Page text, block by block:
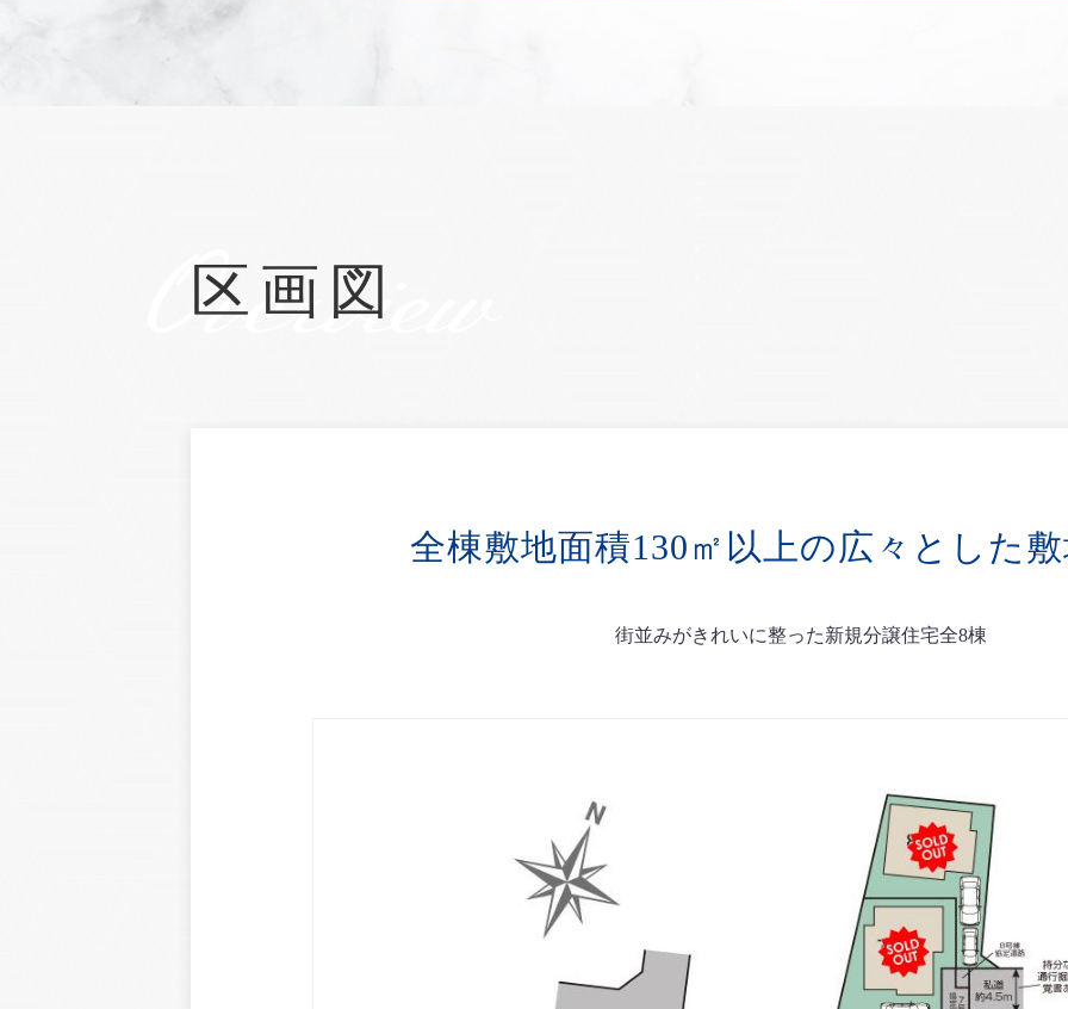
Overview
区画図
全棟敷地面積130㎡以上の広々とした
街並みがきれいに整った新規分譲住宅全8棟